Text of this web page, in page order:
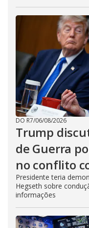
DO R7/06/08/2026
Trump
de Guerra
no conflito
Presidente teria
Hegseth sobre
informações